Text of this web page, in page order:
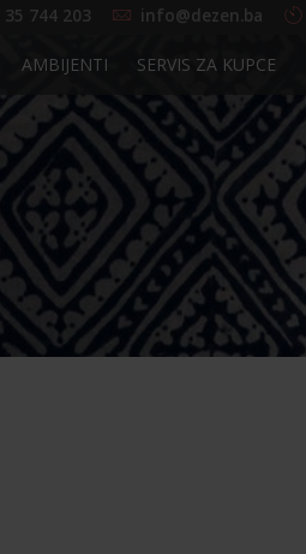
AMBIJENTI SERVIS ZA KUPCE
35 744 203 info@dezen.ba